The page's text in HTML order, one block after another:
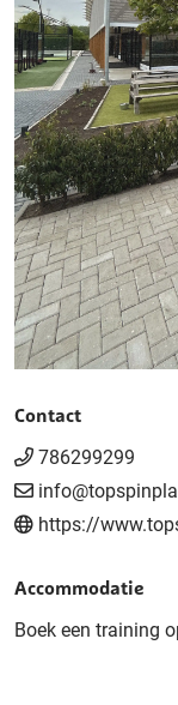
Contact
786299299
https://
Accommodatie
Boek een training